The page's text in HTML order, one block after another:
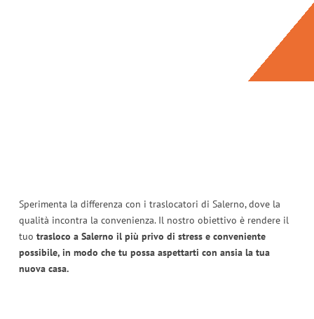
Sperimenta la differenza con i traslocatori di Salerno, dove la
qualità incontra la convenienza. Il nostro obiettivo è rendere il
tuo trasloco a Salerno il più privo di stress e conveniente
possibile, in modo che tu possa aspettarti con ansia la tua
nuova casa.